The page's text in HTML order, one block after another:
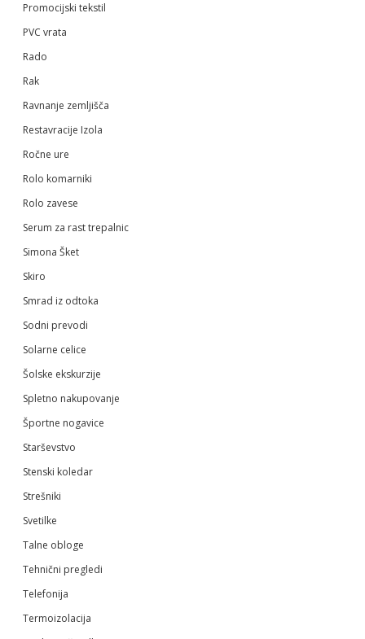
Promocijski tekstil
PVC vrata
Rado
Rak
Ravnanje zemljišča
Restavracije Izola
Ročne ure
Rolo komarniki
Rolo zavese
Serum za rast trepalnic
Simona Šket
Skiro
Smrad iz odtoka
Sodni prevodi
Solarne celice
Šolske ekskurzije
Spletno nakupovanje
Športne nogavice
Starševstvo
Stenski koledar
Strešniki
Svetilke
Talne obloge
Tehnični pregledi
Telefonija
Termoizolacija